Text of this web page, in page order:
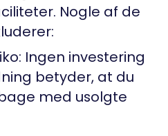
Nogle af de
: Ingen investering
betyder, at du
med usolgte